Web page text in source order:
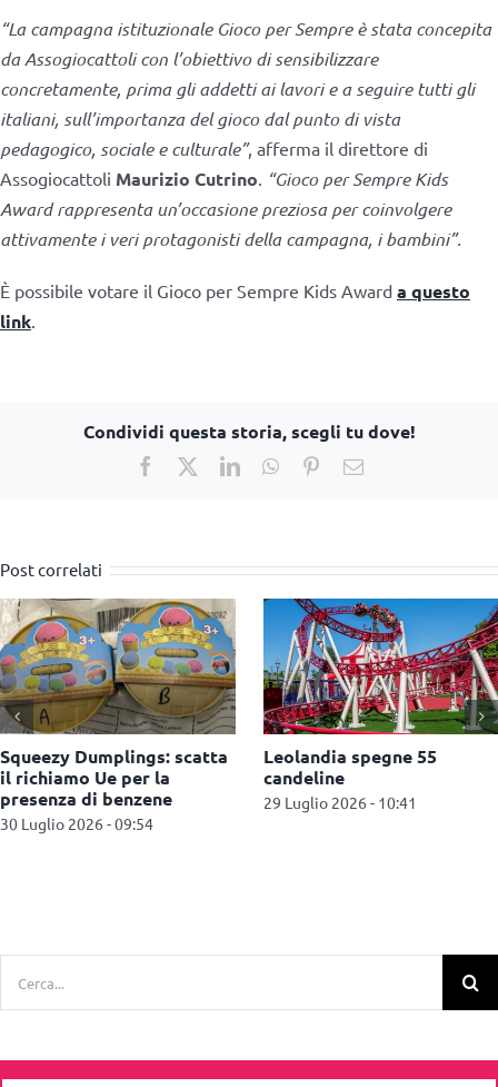
“La campagna istituzionale Gioco per Sempre è stata concepita
da Assogiocattoli con l’obiettivo di sensibilizzare
concretamente, prima gli addetti ai lavori e a seguire tutti gli
italiani, sull’importanza del gioco dal punto di vista
pedagogico, sociale e culturale”, afferma il direttore di
Assogiocattoli Maurizio Cutrino. “Gioco per Sempre Kids
Award rappresenta un’occasione preziosa per coinvolgere
attivamente i veri protagonisti della campagna, i bambini”.
È possibile votare il Gioco per Sempre Kids Award a questo
link.
Condividi questa storia, scegli tu dove!
Facebook
X LinkedInWhatsApp
PinterestEmail
Post correlati
AliExpress: maxi multa da
550 milioni di euro per la
vendita di prodotti illegali
27 Luglio 2026 - 11:09
Spielwarenmesse 2027
amplia l’offerta con i
Manufacturing Services